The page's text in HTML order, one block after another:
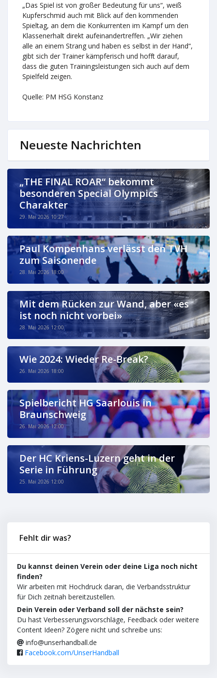
„Das Spiel ist von großer Bedeutung für uns“, weiß
Kupferschmid auch mit Blick auf den kommenden
Spieltag, an dem die Konkurrenten im Kampf um den
Klassenerhalt direkt aufeinandertreffen. „Wir ziehen
alle an einem Strang und haben es selbst in der Hand“,
gibt sich der Trainer kämpferisch und hofft darauf,
dass die guten Trainingsleistungen sich auch auf dem
Spielfeld zeigen.
Quelle: PM HSG Konstanz
Neueste Nachrichten
„THE FINAL ROAR“ bekommt
besonderen Special Olympics
Charakter
29. Mai 2026 10:27
Paul Kompenhans verlässt den TVH
zum Saisonende
28. Mai 2026 18:00
Mit dem Rücken zur Wand, aber «es
ist noch nicht vorbei»
28. Mai 2026 12:00
Wie 2024: Wieder Re-Break?
26. Mai 2026 18:00
Spielbericht HG Saarlouis in
Braunschweig
26. Mai 2026 12:00
Der HC Kriens-Luzern geht in der
Serie in Führung
25. Mai 2026 12:00
Fehlt dir was?
Du kannst deinen Verein oder deine Liga noch nicht
finden?
Wir arbeiten mit Hochdruck daran, die Verbandsstruktur
für Dich zeitnah bereitzustellen.
Dein Verein oder Verband soll der nächste sein?
Du hast Verbesserungsvorschläge, Feedback oder weitere
Content Ideen? Zögere nicht und schreibe uns:
info@unserhandball.de
Facebook.com/UnserHandball